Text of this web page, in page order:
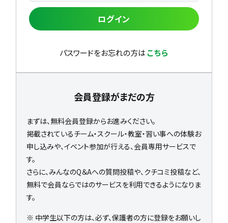
ログイン
パスワードをお忘れの方は こちら
会員登録がまだの方
まずは、無料会員登録からお進みください。
掲載されているチーム・スクール・教室・習い事への体験お
申し込みや、イベント参加が行える、会員専用サービスで
す。
さらに、みんなのQ＆Aへの質問投稿や、クチコミ投稿など、
無料で会員ならではのサービスを利用できるようになりま
す。
※ 中学生以下の方は、必ず、保護者の方に登録をお願いし